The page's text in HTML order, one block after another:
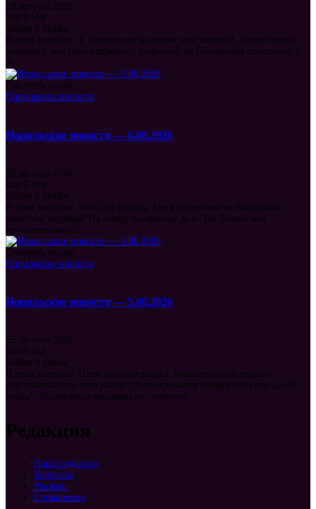
8 августа 2026
like
0
like
dislike
0 dislike
В этом выпуске: 1. Культурное наследие под защитой. Глава города
проверил, как идет капремонт подполий на Ленинском проспекте. 2.
За...
Смотреть позже
Норильские новости
Норильские новости — 6.08.2026
6 августа 2026
like
0
like
dislike
0 dislike
В этом выпуске: Гость из тундры. Где в окрестностях Норильска
заметили медведя? На смену полярному дню. На Ленинском
проспекте скоро...
Смотреть позже
Норильские новости
Норильские новости — 5.08.2026
5 августа 2026
like
0
like
dislike
0 dislike
В этом выпуске: Плюс одна площадка. Большую зону отдыха
обустраивают по программе "Формирования комфортной городской
среды". Кулинарные шедевры из "черного...
Редакция
Наша редакция
Контакты
Реклама
Соглашение